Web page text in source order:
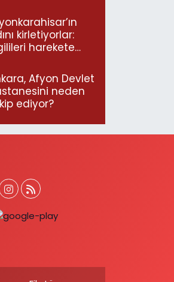
kirletiyorlar:
harekete
Afyon Devlet
neden
ediyor?